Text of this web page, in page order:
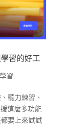
習的好工
習
聽力練習、
這麼多功能
要上來試試